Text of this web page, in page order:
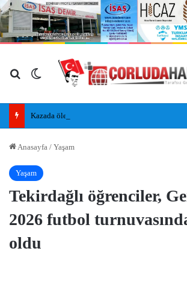
Arama yap ...
Dış görünümü değiştir
Kazada ölen Utku, gözyaşlarıyla toprağa verildi
Anasayfa / Yaşam
Yaşam
Tekirdağlı öğrenciler,
2026 futbol
oldu